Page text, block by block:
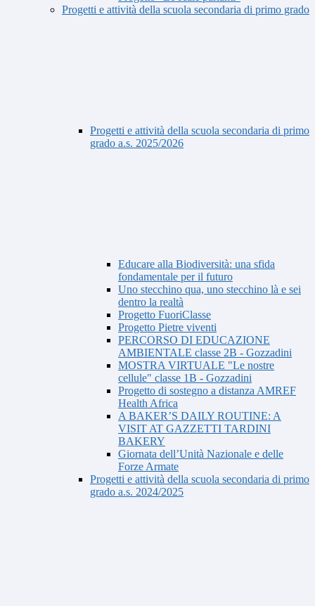
Progetti e attività della scuola secondaria di primo grado
Progetti e attività della scuola secondaria di primo
grado a.s. 2025/2026
Educare alla Biodiversità: una sfida
fondamentale per il futuro
Uno stecchino qua, uno stecchino là e sei
dentro la realtà
Progetto FuoriClasse
Progetto Pietre viventi
PERCORSO DI EDUCAZIONE
AMBIENTALE classe 2B - Gozzadini
MOSTRA VIRTUALE "Le nostre
cellule" classe 1B - Gozzadini
Progetto di sostegno a distanza AMREF
Health Africa
A BAKER’S DAILY ROUTINE: A
VISIT AT GAZZETTI TARDINI
BAKERY
Giornata dell’Unità Nazionale e delle
Forze Armate
Progetti e attività della scuola secondaria di primo
grado a.s. 2024/2025